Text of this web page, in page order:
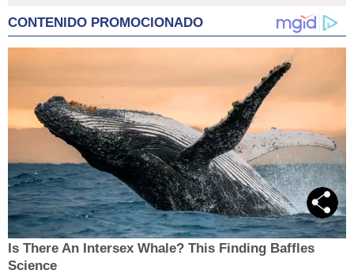
CONTENIDO PROMOCIONADO
Is There An Intersex Whale? This Finding Baffles
Science